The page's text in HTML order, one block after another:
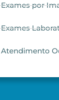
Exames por
Exames
Atendimento